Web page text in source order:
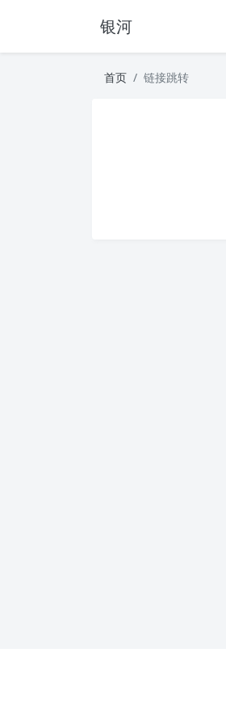
银河
首页 链接跳转